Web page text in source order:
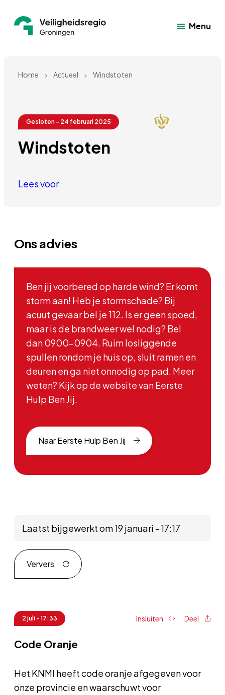
Menu
Home Actueel Windstoten
Gesloten - 24 februari 2025
Windstoten
Lees voor
Ons advies
Ben jij voorbered op harde wind? Er komt
storm aan! Heb je stormschade? Bij
acuut gevaar bel je 112. Is er geen spoed,
maar is de brandweer wel nodig? Bel
dan 0900-0904. Ruim losliggende
spullen rondom je huis op, sluit ramen en
deuren en ga niet onnodig op pad. Meer
weten? Kijk op de website van Eerste
Hulp Ben Jij.
Naar Eerste Hulp Ben Jij
Laatst bijgewerkt om 19 januari - 17:17
Ververs
2 juli - 17:33 Insluiten Deel
Code Oranje
Het KNMI heeft code oranje afgegeven voor
onze provincie en waarschuwt voor